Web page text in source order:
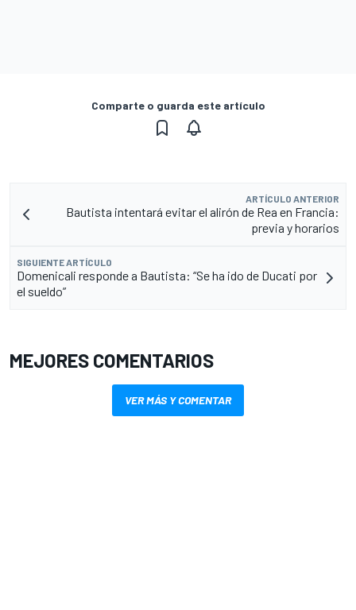
Comparte o guarda este artículo
ARTÍCULO ANTERIOR
Bautista intentará evitar el alirón de Rea en Francia:
previa y horarios
SIGUIENTE ARTÍCULO
Domenicali responde a Bautista: “Se ha ido de Ducati por
el sueldo”
MEJORES COMENTARIOS
VER MÁS Y COMENTAR